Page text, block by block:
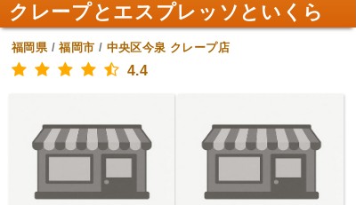
クレープとエスプレッソといくら
福岡県/福岡市 / 中央区今泉 クレープ店
4.4